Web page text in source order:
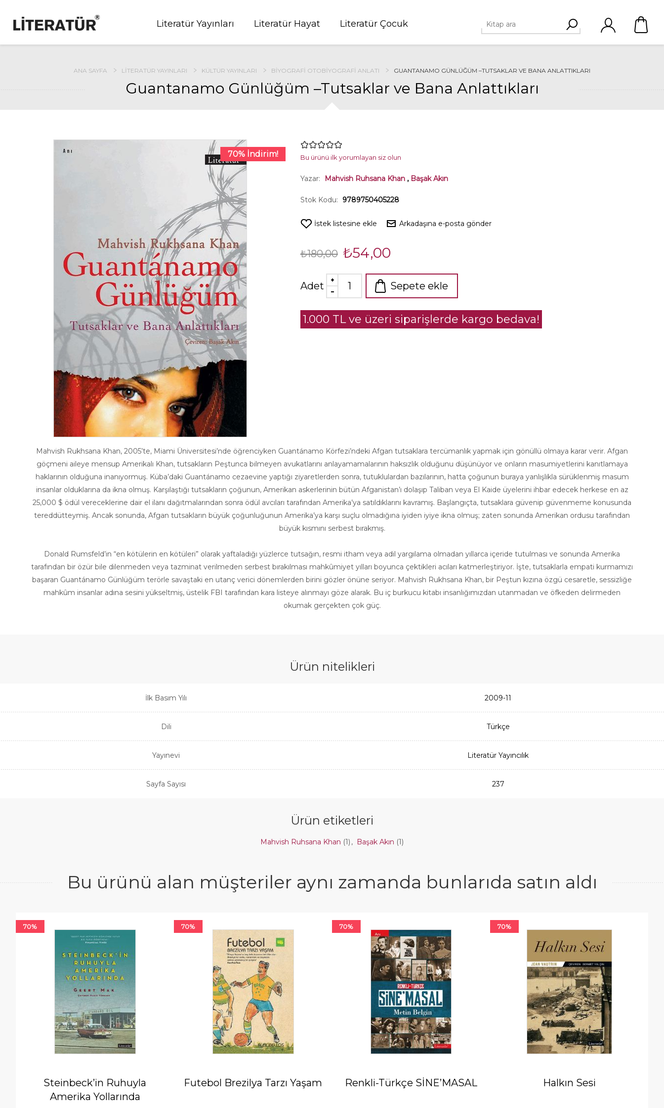
Literatür Yayınları Literatür Hayat Literatür Çocuk
ANA SAYFA LITERATÜR YAYINLARI KÜLTÜR YAYINLARI BIYOGRAFI OTOBIYOGRAFI ANLATI GUANTANAMO GÜNLÜĞÜM –TUTSAKLAR VE BANA ANLATTIKLARI
Guantanamo Günlüğüm –Tutsaklar ve Bana Anlattıkları
70% İndirim! Bu ürünü ilk yorumlayan siz olun
Yazar: Mahvish Ruhsana Khan , Başak Akın
Stok Kodu: 9789750405228
İstek listesine ekle Arkadaşına e-posta gönder
₺180,00 ₺54,00
Adet Sepete ekle
1.000 TL ve üzeri siparişlerde kargo bedava!
Mahvish Rukhsana Khan, 2005’te, Miami Üniversitesi’nde öğrenciyken Guantánamo Körfezi’ndeki Afgan tutsaklara tercümanlık yapmak için gönüllü olmaya karar verir. Afgan
göçmeni aileye mensup Amerikalı Khan, tutsakların Peştunca bilmeyen avukatlarını anlayamamalarının haksızlık olduğunu düşünüyor ve onların masumiyetlerini kanıtlamaya
haklarının olduğuna inanıyormuş. Küba’daki Guantánamo cezaevine yaptığı ziyaretlerden sonra, tutuklulardan bazılarının, hatta çoğunun buraya yanlışlıkla sürüklenmiş masum
insanlar olduklarına da ikna olmuş. Karşılaştığı tutsakların çoğunun, Amerikan askerlerinin bütün Afganistan’ı dolaşıp Taliban veya El Kaide üyelerini ihbar edecek herkese en az
25,000 $ ödül vereceklerine dair el ilanı dağıtmalarından sonra ödül avcıları tarafından Amerika’ya satıldıklarını kavramış. Başlangıçta, tutsaklara güvenip güvenmeme konusunda
tereddütteymiş. Ancak sonunda, Afgan tutsakların büyük çoğunluğunun Amerika’ya karşı suçlu olmadığına iyiden iyiye ikna olmuş; zaten sonunda Amerikan ordusu tarafından
büyük kısmını serbest bırakmış.
Donald Rumsfeld’in “en kötülerin en kötüleri” olarak yaftaladığı yüzlerce tutsağın, resmi itham veya adil yargılama olmadan yıllarca içeride tutulması ve sonunda Amerika
tarafından bir özür bile dilenmeden veya tazminat verilmeden serbest bırakılması mahkûmiyet yılları boyunca çektikleri acıları katmerleştiriyor. İşte, tutsaklarla empati kurmamızı
başaran Guantánamo Günlüğüm terörle savaştaki en utanç verici dönemlerden birini gözler önüne seriyor. Mahvish Rukhsana Khan, bir Peştun kızına özgü cesaretle, sessizliğe
mahkûm insanlar adına sesini yükseltmiş, üstelik FBI tarafından kara listeye alınmayı göze alarak. Bu iç burkucu kitabı insanlığımızdan utanmadan ve öfkeden delirmeden
okumak gerçekten çok güç.
Ürün nitelikleri
İlk Basım Yılı 2009-11
Dili Türkçe
Yayınevi Literatür Yayıncılık
Sayfa Sayısı 237
Ürün etiketleri
Mahvish Ruhsana Khan (1) , Başak Akın (1)
Bu ürünü alan müşteriler aynı zamanda bunlarıda satın aldı
70%
Steinbeck’in Ruhuyla
Amerika Yollarında
70%
Futebol Brezilya Tarzı Yaşam
70%
Renkli-Türkçe SİNE’MASAL
70%
Halkın Sesi